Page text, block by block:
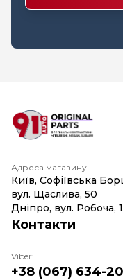
Адреса магазину
Київ, Софіївська
вул. Щаслива, 50
Дніпро, вул. Робоча,
Контакти
Viber:
+38 (067) 634-